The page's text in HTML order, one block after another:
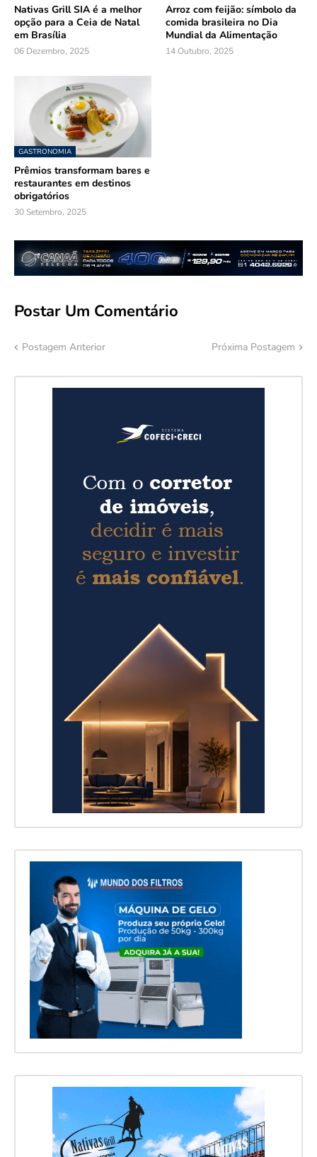
Nativas Grill SIA é a melhor
opção para a Ceia de Natal
em Brasília
06 Dezembro, 2025
Arroz com feijão: símbolo da
comida brasileira no Dia
Mundial da Alimentação
14 Outubro, 2025
GASTRONOMIA
Prêmios transformam bares e
restaurantes em destinos
obrigatórios
30 Setembro, 2025
Postar Um Comentário
Postagem Anterior Próxima Postagem